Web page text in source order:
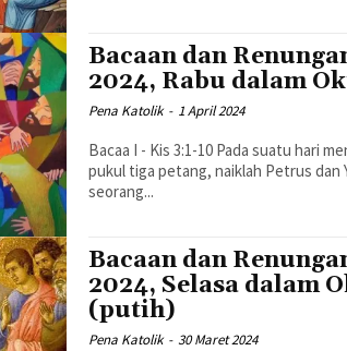
Bacaan dan
2024, Rabu dalam
Pena Katolik - 1 April 2024
Bacaa I - Kis 3:1-10 Pada suatu hari menjelang waktu sembahyang, yaitu
pukul tiga petang, naiklah Petrus dan
seorang...
Bacaan dan
2024, Selasa dalam
(putih)
Pena Katolik - 30 Maret 2024